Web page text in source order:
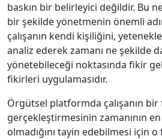
baskın bir belirleyici değildir. Bu
bir şekilde yönetmenin önemli
çalışanın kendi kişiliğini,
analiz ederek zamanı ne şekilde
yönetebileceği noktasında fikir
fikirleri uygulamasıdır.
Örgütsel platformda çalışanın bir
gerçekleştirmesinin zamanının
olmadığını tayin edebilmesi için